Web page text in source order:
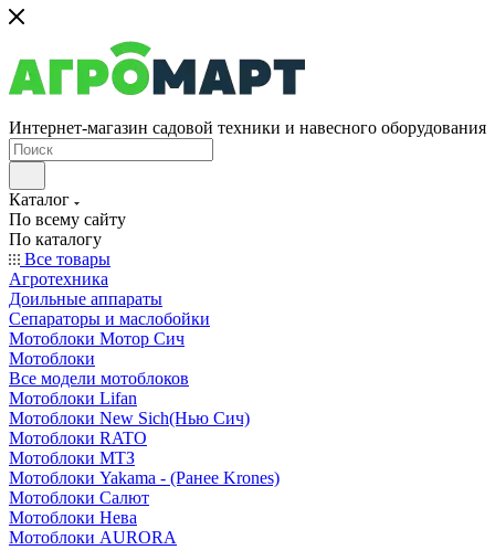
Интернет-магазин садовой техники и навесного оборудования
Каталог
По всему сайту
По каталогу
Все товары
Агротехника
Доильные аппараты
Сепараторы и маслобойки
Мотоблоки Мотор Сич
Мотоблоки
Все модели мотоблоков
Мотоблоки Lifan
Мотоблоки New Sich(Нью Сич)
Мотоблоки RATO
Мотоблоки МТЗ
Мотоблоки Yakama - (Ранее Krones)
Мотоблоки Салют
Мотоблоки Нева
Мотоблоки AURORA